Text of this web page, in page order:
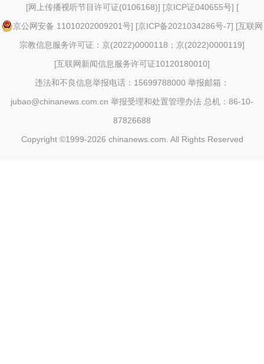
[网上传播视听节目许可证(0106168)] [京ICP证040655号] [
京公网安备 11010202009201号] [京ICP备2021034286号-7] [互联网
宗教信息服务许可证：京(2022)0000118；京(2022)0000119]
[互联网新闻信息服务许可证10120180010]
违法和不良信息举报电话：15699788000 举报邮箱：
jubao@chinanews.com.cn 举报受理和处置管理办法 总机：86-10-
87826688
Copyright ©1999-2026 chinanews.com. All Rights Reserved